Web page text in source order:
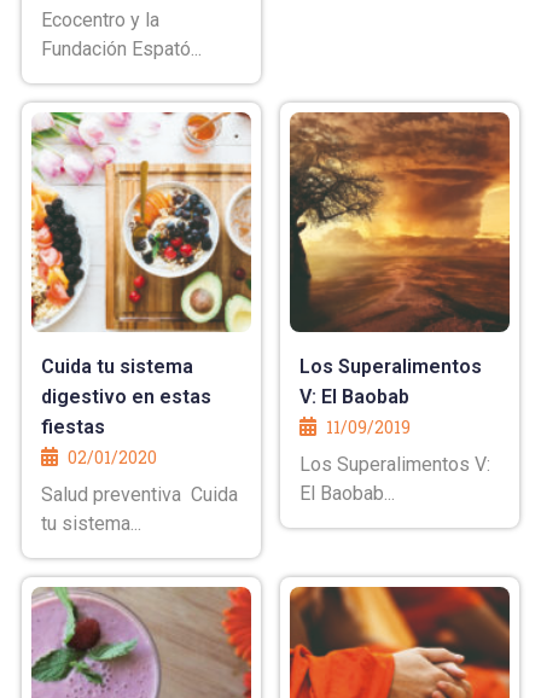
Ecocentro y la
Fundación Espató...
Cuida tu sistema
digestivo en estas
fiestas
02/01/2020
Salud preventiva Cuida
tu sistema...
Los Superalimentos
V: El Baobab
11/09/2019
Los Superalimentos V:
El Baobab...